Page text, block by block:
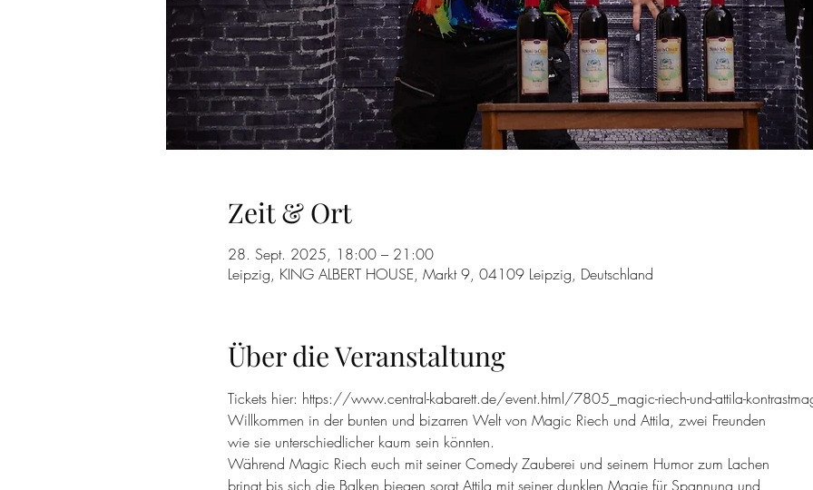
Zeit & Ort
28. Sept. 2025, 18:00 – 21:00
Leipzig, KING ALBERT HOUSE, Markt 9, 04109 Leipzig, Deutschland
Über die Veranstaltung
Tickets hier: https://www.central-kabarett.de/event.html/7805_magic-riech-und-attila-
Willkommen in der bunten und bizarren Welt von Magic Riech und Attila, zwei Freunden
wie sie unterschiedlicher kaum sein könnten.
Während Magic Riech euch mit seiner Comedy Zauberei und seinem Humor zum Lachen
bringt bis sich die Balken biegen sorgt Attila mit seiner dunklen Magie für Spannung und